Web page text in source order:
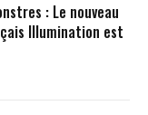
: Le nouveau
Illumination est